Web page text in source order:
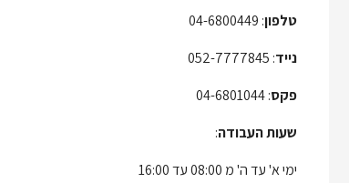
טלפון: 04-6800449
נייד: 052-7777845
פקס: 04-6801044
שעות העבודה:
ימי א' עד ה' מ 08:00 עד 16:00